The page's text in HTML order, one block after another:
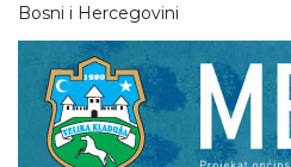
Bosni i Hercegovini